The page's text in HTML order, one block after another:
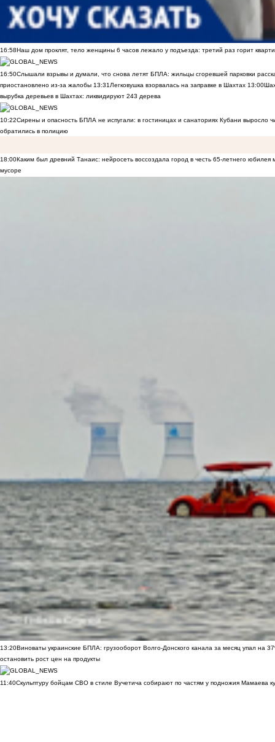
16:58Наш дом проклят, тело женщины 6 часов лежало у подъезда: третий раз горит
16:50Слышали взрывы и думали, что снова летят БПЛА: жильцы сгоревшей парковки
приостановлено из-за жалобы 13:31 Легковушка взорвалась на заправке в Шахтах 13:00
вырубка деревьев в Шахтах: ликвидируют 243 дерева
10:22Сирены и опасность БПЛА не испугали: в гостиницах и санаториях Кубани выросло
обратились в полицию
18:00Каким был древний Танаис: нейросеть воссоздала город в честь 65-летнего юбилея
мусоре
13:20Виноваты украинские БПЛА: грузооборот Волго-Донского канала за месяц упал на
остановить рост цен на продукты
11:40Скульптуру бойцам СВО в стиле Вучетича собирают по частям у подножия Мамаева